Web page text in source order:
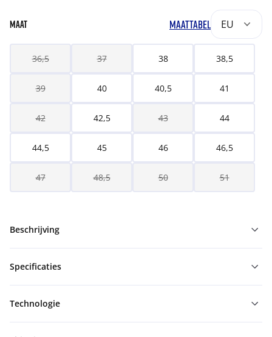
MAAT MAATTABEL EU
36,5 37 38 38,5
39 40 40,5 41
42 42,5 43 44
44,5 45 46 46,5
47 48,5 50 51
Beschrijving
Specificaties
Technologie